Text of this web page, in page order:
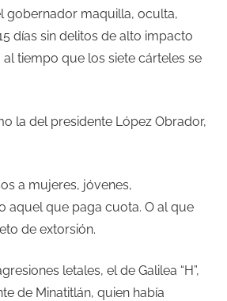
gobernador maquilla, oculta,
días sin delitos de alto impacto
al tiempo que los siete cárteles se
la del presidente López Obrador,
a mujeres, jóvenes,
aquel que paga cuota. O al que
de extorsión.
letales, el de Galilea “H”,
de Minatitlán, quien había